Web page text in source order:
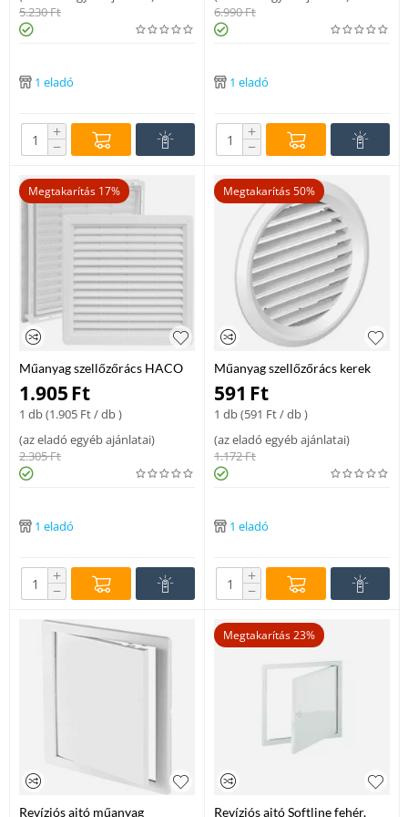
5.230Ft
1 eladó
+
−
6.990Ft
1 eladó
+
−
Megtakarítás 17%
Műanyag szellőzőrács HACO
hálós 300*300 mm
1.905Ft
1 db (1.905 Ft/ db )
(az eladó egyéb ajánlatai)
2.305Ft
1 eladó
+
−
Megtakarítás 50%
Műanyag szellőzőrács kerek
VM 110 mm átm.
591 Ft
1 db (591 Ft/ db )
(az eladó egyéb ajánlatai)
1.172Ft
1 eladó
+
−
Revíziós ajtó műanyag
Megtakarítás 23%
Revíziós ajtó Softline fehér,